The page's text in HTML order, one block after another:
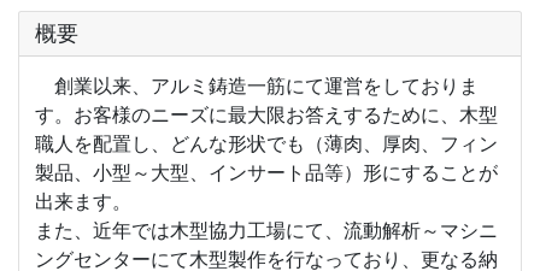
概要
創業以来、アルミ鋳造一筋にて運営をしておりま
す。お客様のニーズに最大限お答えするために、木型
職人を配置し、どんな形状でも（薄肉、厚肉、フィン
製品、小型～大型、インサート品等）形にすることが
出来ます。
また、近年では木型協力工場にて、流動解析～マシニ
ングセンターにて木型製作を行なっており、更なる納